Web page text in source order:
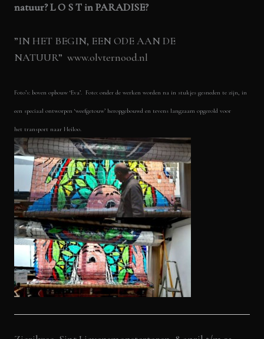
natuur? L O S T in PARADISE?
”IN HET BEGIN, EEN ODE AAN DE
NATUUR”www.olvternood.nl
Foto’s: boven opbouw ‘Eva’. Foto: onder de werken worden na in stukjes gesneden te zijn, in
een speciaal ontworpen ‘weefgetouw’ heropgebouwd en tevens langzaam opgerold voor
het transport naar Heiloo.